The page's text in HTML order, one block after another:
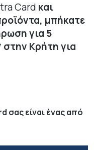
Card και
μπήκατε
για 5
στην Κρήτη για
σας είναι ένας από